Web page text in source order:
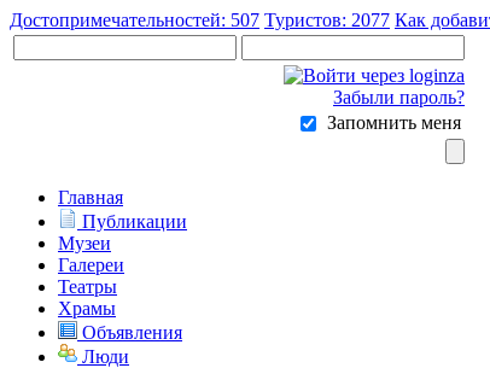
Достопримечательностей: 507 Туристов: 2077 Как
Забыли пароль?
Запомнить меня
Главная
Публикации
Музеи
Галереи
Театры
Храмы
Объявления
Люди